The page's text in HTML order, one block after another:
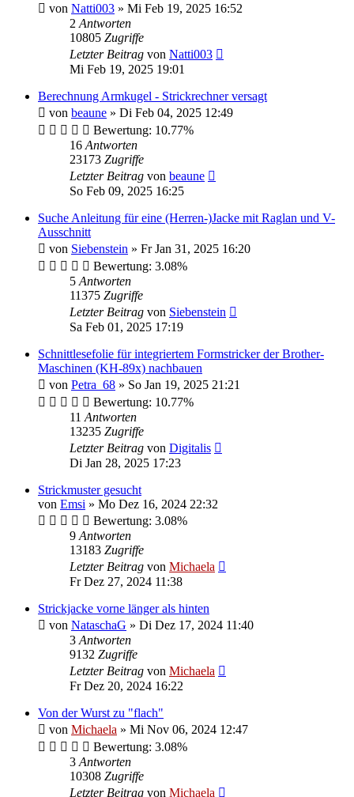
von Natti003 » Mi Feb 19, 2025 16:52
2 Antworten
10805 Zugriffe
Letzter Beitrag von Natti003
Mi Feb 19, 2025 19:01
Berechnung Armkugel - Strickrechner versagt
von beaune » Di Feb 04, 2025 12:49
Bewertung: 10.77%
16 Antworten
23173 Zugriffe
Letzter Beitrag von beaune
So Feb 09, 2025 16:25
Suche Anleitung für eine (Herren-)Jacke mit Raglan und V-
Ausschnitt
von Siebenstein » Fr Jan 31, 2025 16:20
Bewertung: 3.08%
5 Antworten
11375 Zugriffe
Letzter Beitrag von Siebenstein
Sa Feb 01, 2025 17:19
Schnittlesefolie für integriertem Formstricker der Brother-
Maschinen (KH-89x) nachbauen
von Petra_68 » So Jan 19, 2025 21:21
Bewertung: 10.77%
11 Antworten
13235 Zugriffe
Letzter Beitrag von Digitalis
Di Jan 28, 2025 17:23
Strickmuster gesucht
von Emsi » Mo Dez 16, 2024 22:32
Bewertung: 3.08%
9 Antworten
13183 Zugriffe
Letzter Beitrag von Michaela
Fr Dez 27, 2024 11:38
Strickjacke vorne länger als hinten
von NataschaG » Di Dez 17, 2024 11:40
3 Antworten
9132 Zugriffe
Letzter Beitrag von Michaela
Fr Dez 20, 2024 16:22
Von der Wurst zu "flach"
von Michaela » Mi Nov 06, 2024 12:47
Bewertung: 3.08%
3 Antworten
10308 Zugriffe
Letzter Beitrag von Michaela